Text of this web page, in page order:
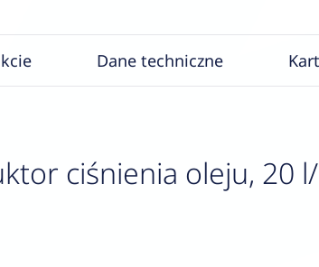
Dane techniczne
ciśnienia oleju, 20